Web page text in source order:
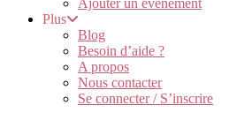
Ajouter un évènement
Plus
Blog
Besoin d’aide ?
A propos
Nous contacter
Se connecter / S’inscrire